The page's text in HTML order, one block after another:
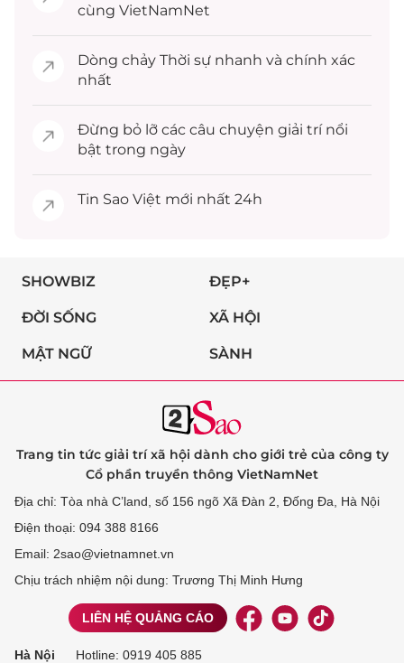
cùng VietNamNet
Dòng chảy Thời sự nhanh và chính xác
nhất
Đừng bỏ lỡ các câu chuyện giải trínổi
bật trong ngày
Tin Sao Việt mới nhất 24h
SHOWBIZ ĐẸP+
ĐỜI SỐNG XÃ HỘI
MẬT NGỮ SÀNH
Trang tin tức giải trí xã hội dành cho giới trẻ của công ty
Cổ phần truyền thông VietNamNet
Địa chỉ: Tòa nhà C’land, số 156 ngõ Xã Đàn 2, Đống Đa, Hà Nội
Điện thoại: 094 388 8166
Email: 2sao@vietnamnet.vn
Chịu trách nhiệm nội dung: Trương Thị Minh Hưng
LIÊN HỆ QUẢNG CÁO
Hà Nội Hotline: 0919 405 885